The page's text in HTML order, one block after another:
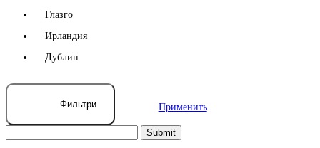
Глазго
Ирландия
Дублин
Фильтри Применить